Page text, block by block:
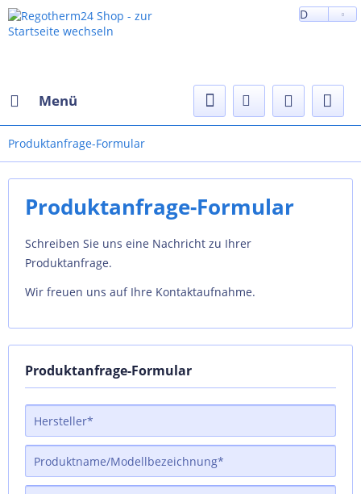
D
Menü
Produktanfrage-Formular
Produktanfrage-Formular
Schreiben Sie uns eine Nachricht zu Ihrer
Produktanfrage.
Wir freuen uns auf Ihre Kontaktaufnahme.
Produktanfrage-Formular